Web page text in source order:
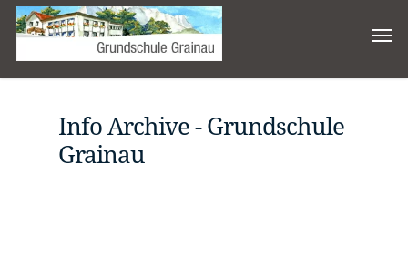
Info Archive - Grundschule
Grainau